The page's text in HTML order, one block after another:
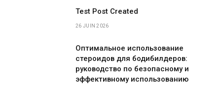
Test Post Created
26 JUIN 2026
Оптимальное использование
стероидов для бодибилдеров:
руководство по безопасному и
эффективному использованию